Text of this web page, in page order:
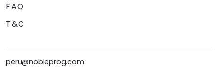
FAQ
T&C
peru@nobleprog.com